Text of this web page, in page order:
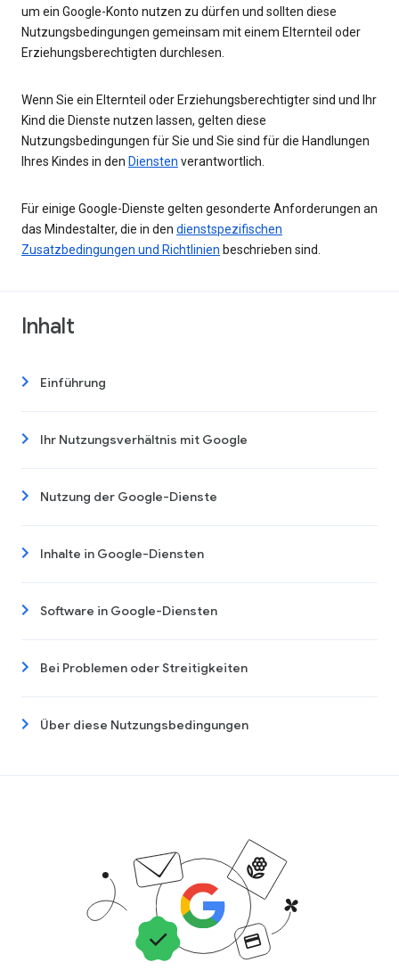
um ein Google-Konto nutzen zu dürfen und sollten diese
Nutzungsbedingungen gemeinsam mit einem Elternteil oder
Erziehungsberechtigten durchlesen.
Wenn Sie ein Elternteil oder Erziehungsberechtigter sind und Ihr
Kind die Dienste nutzen lassen, gelten diese
Nutzungsbedingungen für Sie und Sie sind für die Handlungen
Ihres Kindes in den Diensten verantwortlich.
Für einige Google-Dienste gelten gesonderte Anforderungen an
das Mindestalter, die in den dienstspezifischen
Zusatzbedingungen und Richtlinien beschrieben sind.
Inhalt
Einführung
Ihr Nutzungsverhältnis mit Google
Nutzung der Google-Dienste
Inhalte in Google-Diensten
Software in Google-Diensten
Bei Problemen oder Streitigkeiten
Über diese Nutzungsbedingungen